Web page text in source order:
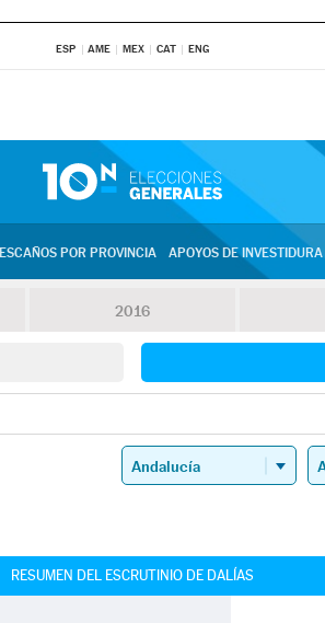
ESP AME MEX CAT ENG
ESCAÑOS POR PROVINCIA APOYOS DE INVESTIDURA
2016
RESUMEN DEL ESCRUTINIO DE DALÍAS